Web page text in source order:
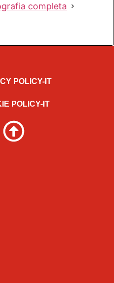
completa
POLICY-IT
POLICY-IT